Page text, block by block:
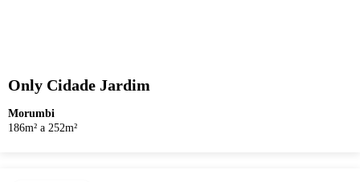
Only Cidade Jardim
Morumbi
186m² a 252m²